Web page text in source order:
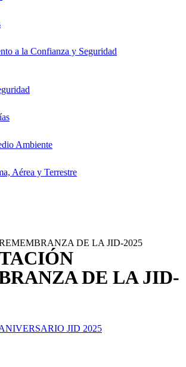
a la Confianza y Seguridad
Ambiente
Aérea y Terrestre
DE LA JID-2025
DE LA JID-
JID 2025